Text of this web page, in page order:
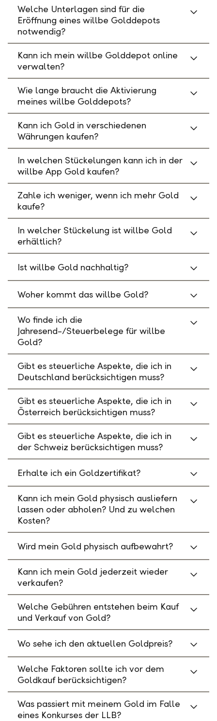
Welche Unterlagen sind für die
Eröffnung eines willbe Golddepots
notwendig?
Kann ich mein willbe Golddepot online
verwalten?
Wie lange braucht die Aktivierung
meines willbe Golddepots?
Kann ich Gold in verschiedenen
Währungen kaufen?
In welchen Stückelungen kann ich in der
willbe App Gold kaufen?
Zahle ich weniger, wenn ich mehr Gold
kaufe?
In welcher Stückelung ist willbe Gold
erhältlich?
Ist willbe Gold nachhaltig?
Woher kommt das willbe Gold?
Wo finde ich die
Jahresend-/Steuerbelege für willbe
Gold?
Gibt es steuerliche Aspekte, die ich in
Deutschland berücksichtigen muss?
Gibt es steuerliche Aspekte, die ich in
Österreich berücksichtigen muss?
Gibt es steuerliche Aspekte, die ich in
der Schweiz berücksichtigen muss?
Erhalte ich ein Goldzertifikat?
Kann ich mein Gold physisch ausliefern
lassen oder abholen? Und zu welchen
Kosten?
Wird mein Gold physisch aufbewahrt?
Kann ich mein Gold jederzeit wieder
verkaufen?
Welche Gebühren entstehen beim Kauf
und Verkauf von Gold?
Wo sehe ich den aktuellen Goldpreis?
Welche Faktoren sollte ich vor dem
Goldkauf berücksichtigen?
Was passiert mit meinem Gold im Falle
eines Konkurses der LLB?